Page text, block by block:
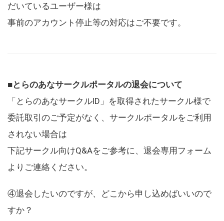
だいているユーザー様は
事前のアカウント停止等の対応はご不要です。
■とらのあなサークルポータルの退会について
「とらのあなサークルID」を取得されたサークル様で
委託取引のご予定がなく、サークルポータルをご利用
されない場合は
下記サークル向けQ&Aをご参考に、退会専用フォーム
よりご連絡ください。
④退会したいのですが、どこから申し込めばいいので
すか？